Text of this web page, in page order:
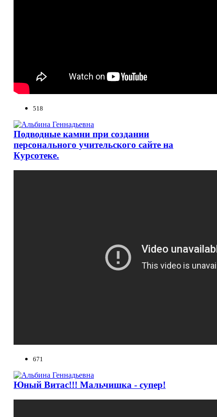
518
Подводные камни при создании
персонального учительского сайте на
Курсотеке.
671
Юный Витас!!! Мальчишка - супер!